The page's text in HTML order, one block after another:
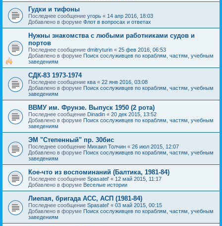
Гудки и тифоны
Последнее сообщение угорь « 14 апр 2016, 18:03
Добавлено в форуме Флот в вопросах и ответах
Нужны знакомства с любыми работниками судов и
портов
Последнее сообщение dmitryturin « 25 фев 2016, 06:53
Добавлено в форуме Поиск сослуживцев по кораблям, частям, учебным
заведениям
СДК-83 1973-1974
Последнее сообщение ква « 22 янв 2016, 03:08
Добавлено в форуме Поиск сослуживцев по кораблям, частям, учебным
заведениям
ВВМУ им. Фрунзе. Выпуск 1950 (2 рота)
Последнее сообщение Dinadin « 20 дек 2015, 13:52
Добавлено в форуме Поиск сослуживцев по кораблям, частям, учебным
заведениям
ЭМ "Степенный" пр. 30бис
Последнее сообщение Михаил Толчин « 26 июл 2015, 12:07
Добавлено в форуме Поиск сослуживцев по кораблям, частям, учебным
заведениям
Кое-что из воспоминаний (Балтика, 1981-84)
Последнее сообщение Spasatel' « 12 май 2015, 11:17
Добавлено в форуме Веселые истории
Лиепая, бригада АСС, АСП (1981-84)
Последнее сообщение Spasatel' « 03 май 2015, 00:15
Добавлено в форуме Поиск сослуживцев по кораблям, частям, учебным
заведениям